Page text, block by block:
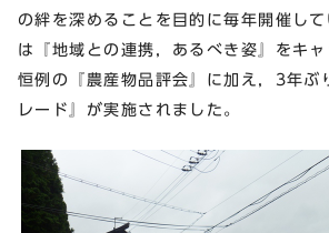
の絆を深めることを目的に毎年開催し
は『地域との連携，あるべき姿』をキャ
恒例の『農産物品評会』に加え，3年ぶ
レード』が実施されました。